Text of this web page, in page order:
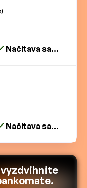
Načítava sa...
Načítava sa...